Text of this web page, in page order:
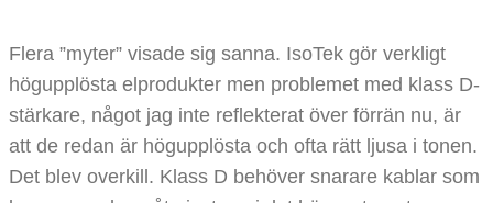
Flera ”myter” visade sig sanna. IsoTek gör verkligt
högupplösta elprodukter men problemet med klass D-
stärkare, något jag inte reflekterat över förrän nu, är
att de redan är högupplösta och ofta rätt ljusa i tonen.
Det blev overkill. Klass D behöver snarare kablar som